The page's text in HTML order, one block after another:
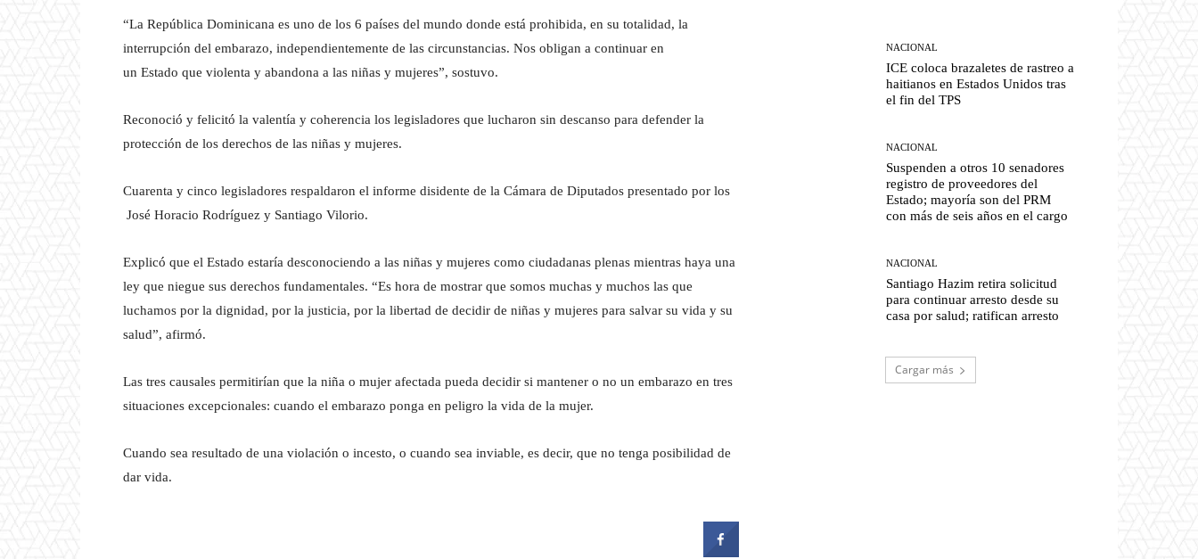
“La República Dominicana es uno de los 6 países del mundo donde está prohibida, en su totalidad, la
interrupción del embarazo, independientemente de las circunstancias. Nos obligan a continuar en
un Estado que violenta y abandona a las niñas y mujeres”, sostuvo.
Reconoció y felicitó la valentía y coherencia los legisladores que lucharon sin descanso para defender la
protección de los derechos de las niñas y mujeres.
Cuarenta y cinco legisladores respaldaron el informe disidente de la Cámara de Diputados presentado por los
José Horacio Rodríguez y Santiago Vilorio.
Explicó que el Estado estaría desconociendo a las niñas y mujeres como ciudadanas plenas mientras haya una
ley que niegue sus derechos fundamentales. “Es hora de mostrar que somos muchas y muchos las que
luchamos por la dignidad, por la justicia, por la libertad de decidir de niñas y mujeres para salvar su vida y su
salud”, afirmó.
Las tres causales permitirían que la niña o mujer afectada pueda decidir si mantener o no un embarazo en tres
situaciones excepcionales: cuando el embarazo ponga en peligro la vida de la mujer.
Cuando sea resultado de una violación o incesto, o cuando sea inviable, es decir, que no tenga posibilidad de
dar vida.
NACIONAL
ICE coloca brazaletes de rastreo a
haitianos en Estados Unidos tras
el fin del TPS
NACIONAL
Suspenden a otros 10 senadores
registro de proveedores del
Estado; mayoría son del PRM
con más de seis años en el cargo
NACIONAL
Santiago Hazim retira solicitud
para continuar arresto desde su
casa por salud; ratifican arresto
Cargar más